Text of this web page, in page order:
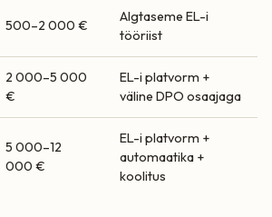
500–2 000 €
Algtaseme EL-i
tööriist
2 000–5 000
€
EL-i platvorm +
väline DPO osaajaga
5 000–12
000 €
EL-i platvorm +
automaatika +
koolitus